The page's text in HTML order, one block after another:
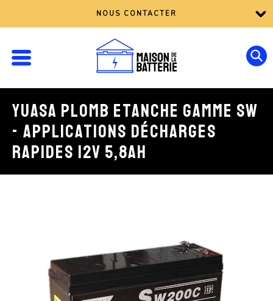
NOUS CONTACTER
YUASA PLOMB ETANCHE GAMME SW
- APPLICATIONS DÉCHARGES
RAPIDES 12V 5,8AH